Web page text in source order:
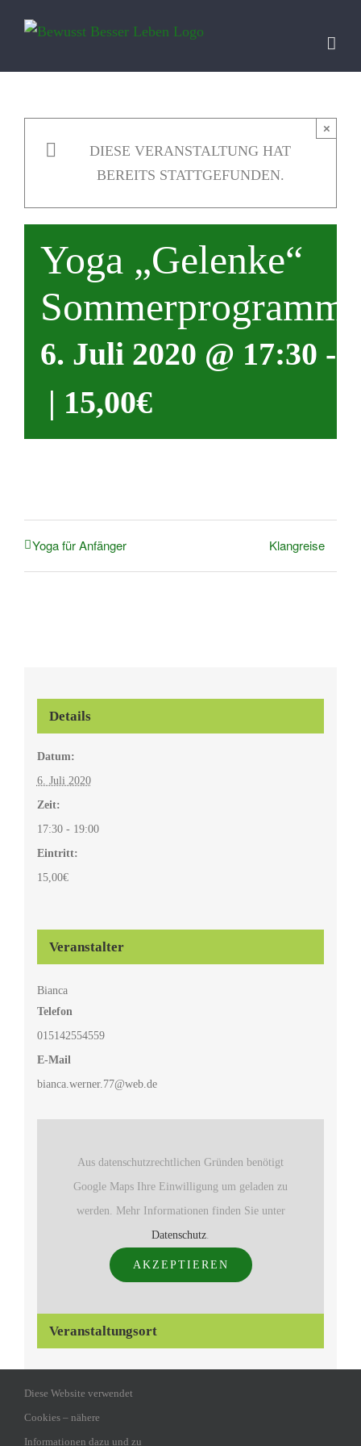
Inhalt
DIESE VERANSTALTUNG HAT
BEREITS STATTGEFUNDEN.
×
Yoga „Gelenke“
Sommerprogramm
6. Juli 2020 @ 17:30 -
| 15,00€
Yoga für Anfänger Klangreise
Details
Datum:
6. Juli 2020
Zeit:
17:30 - 19:00
Eintritt:
15,00€
Veranstalter
Bianca
Telefon
015142554559
E-Mail
bianca.werner.77@web.de
Veranstaltungsort
Marienstr. 1
Schleiden-Gemünd
Aus datenschutzrechtlichen Gründen benötigt
Google Maps Ihre Einwilligung um geladen zu
werden. Mehr Informationen finden Sie unter
Datenschutz.
AKZEPTIEREN
Diese Website verwendet
Cookies – nähere
Informationen dazu und zu